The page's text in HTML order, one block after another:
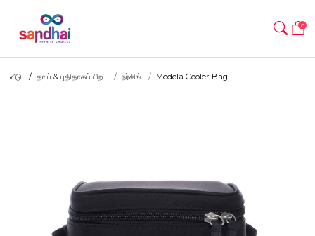
0
வீடு தாய் & புதிதாகப் பிற... நர்சிங் Medela Cooler Bag